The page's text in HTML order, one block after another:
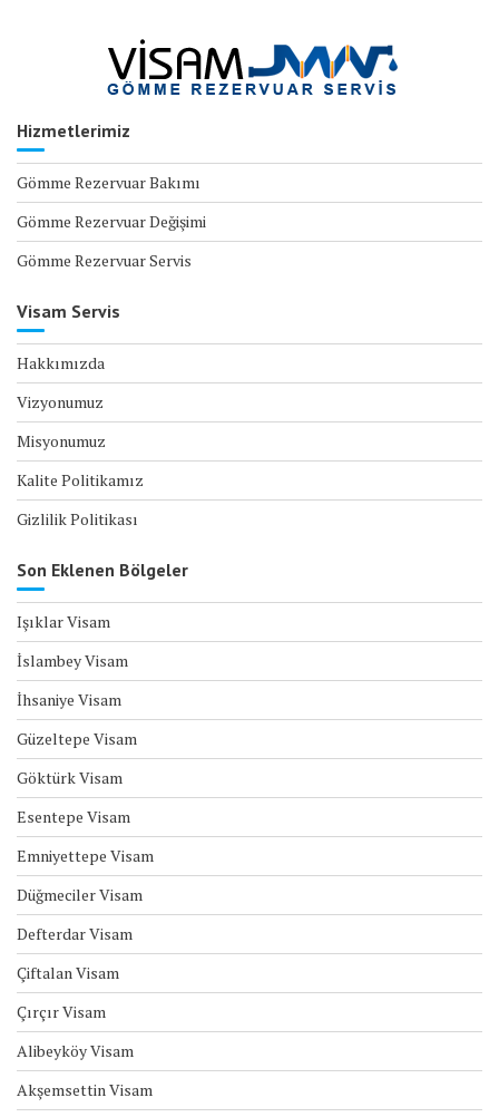
Hizmetlerimiz
Gömme Rezervuar Bakımı
Gömme Rezervuar Değişimi
Gömme Rezervuar Servis
Visam Servis
Hakkımızda
Vizyonumuz
Misyonumuz
Kalite Politikamız
Gizlilik Politikası
Son Eklenen Bölgeler
Işıklar Visam
İslambey Visam
İhsaniye Visam
Güzeltepe Visam
Göktürk Visam
Esentepe Visam
Emniyettepe Visam
Düğmeciler Visam
Defterdar Visam
Çiftalan Visam
Çırçır Visam
Alibeyköy Visam
Akşemsettin Visam